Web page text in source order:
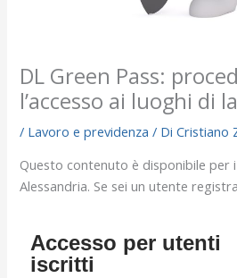
DL Green Pass:
l’accesso ai luoghi di
/ Lavoro e previdenza / DiCristiano
Questo contenuto è disponibile per
Alessandria. Se sei un utente
Accesso per utenti
iscritti